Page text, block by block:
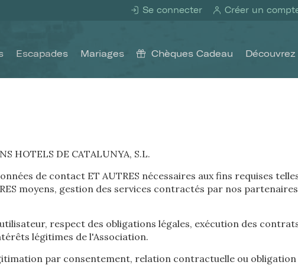
Se connecter Créer un
Escapades Mariages Chèques Cadeau
HOTELS DE CATALUNYA, S.L.
de contact ET AUTRES nécessaires aux fins requises
moyens, gestion des services contractés par nos
respect des obligations légales, exécution des
légitimes de l'Association.
par consentement, relation contractuelle ou obligation
les cookies